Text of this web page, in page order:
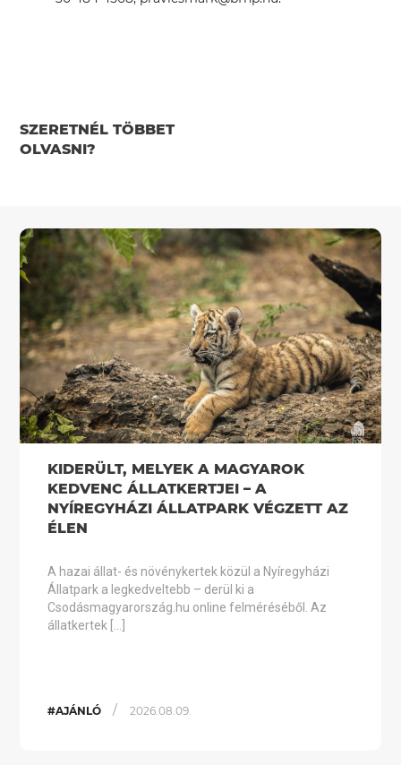
SZERETNÉL TÖBBET
OLVASNI?
KIDERÜLT, MELYEK A MAGYAROK
KEDVENC ÁLLATKERTJEI – A
NYÍREGYHÁZI ÁLLATPARK VÉGZETT AZ
ÉLEN
A hazai állat- és növénykertek közül a Nyíregyházi
Állatpark a legkedveltebb – derül ki a
Csodásmagyarország.hu online felméréséből. Az
állatkertek […]
#AJÁNLÓ / 2026.08.09.